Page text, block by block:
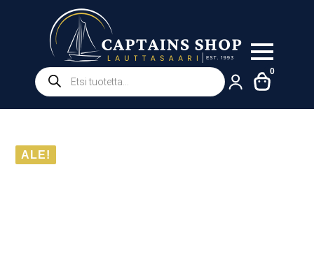
Products
search
0
ALE!